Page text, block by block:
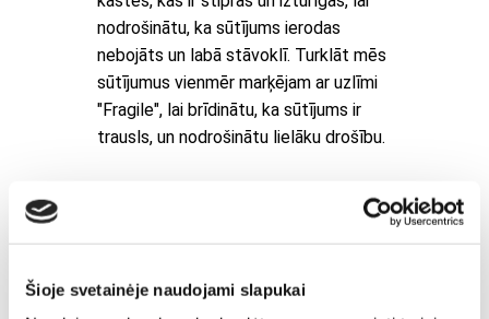
Šioje svetainėje naudojami slapukai
nodrošinātu, ka sūtījums ierodas
nebojāts un labā stāvoklī. Turklāt mēs
sūtījumus vienmēr marķējam ar uzlīmi
"Fragile", lai brīdinātu, ka sūtījums ir
trausls, un nodrošinātu lielāku drošību.